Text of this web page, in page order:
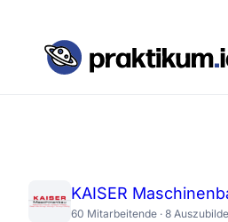
KAISER
60 Mitarbeitende · 8